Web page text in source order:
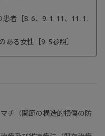
者［8. 6、9. 1. 11、11. 1.
ある女性［9. 5参照］
チ（関節の構造的損傷の防